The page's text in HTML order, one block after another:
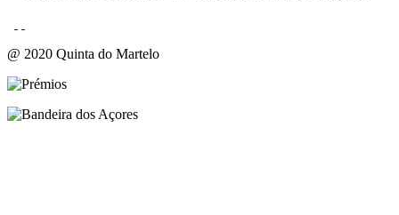
@ 2020 Quinta do Martelo